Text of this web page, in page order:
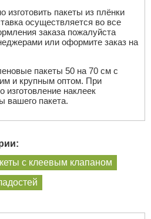
изготовить пакеты из плёнки
осуществляется во все
заказа пожалуйста
или оформите заказ на
пакеты 50 на 70 см с
и крупным оптом. При
изготовление наклеек
вашего пакета.
с клеевым клапаном